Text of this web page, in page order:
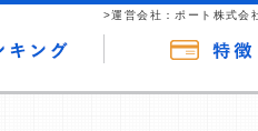
>運営会社：ポート株式会